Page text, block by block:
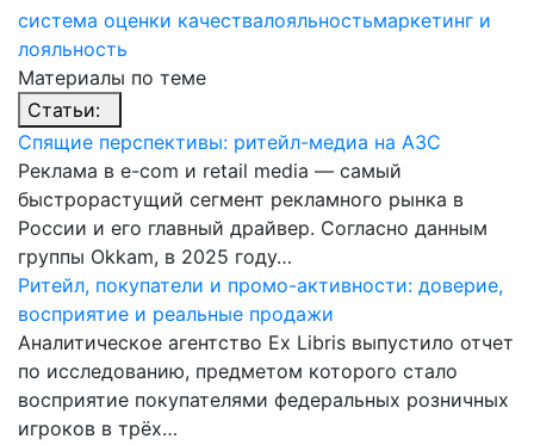
система оценки качествалояльностьмаркетинг и
лояльность
Материалы по теме
Статьи:
Спящие перспективы: ритейл-медиа на АЗС
Реклама в e-com и retail media — самый
быстрорастущий сегмент рекламного рынка в
России и его главный драйвер. Согласно данным
группы Okkam, в 2025 году…
Ритейл, покупатели и промо-активности: доверие,
восприятие и реальные продажи
Аналитическое агентство Ex Libris выпустило отчет
по исследованию, предметом которого стало
восприятие покупателями федеральных розничных
игроков в трёх…